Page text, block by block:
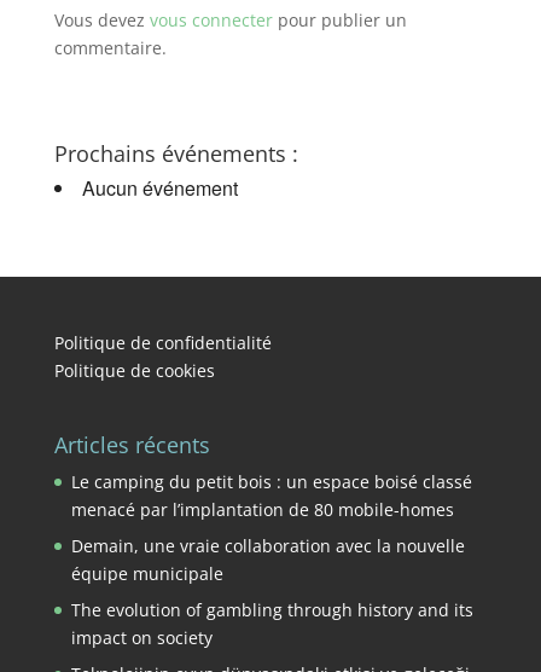
Vous devez vous connecterpour publier un
commentaire.
Prochains événements :
Aucun événement
Politique de confidentialité
Politique de cookies
Articles récents
Le camping du petit bois : un espace boisé classé
menacé par l’implantation de 80 mobile-homes
Demain, une vraie collaboration avec la nouvelle
équipe municipale
The evolution of gambling through history and its
impact on society